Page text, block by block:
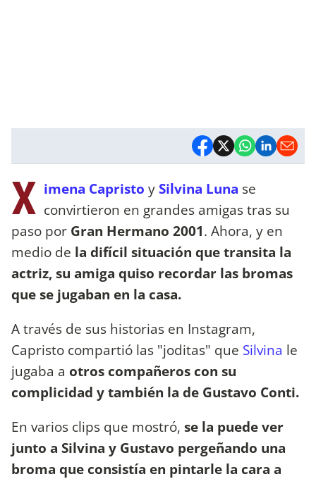
X imena Capristo ySilvina Luna se
convirtieron en grandes amigas tras su
paso por Gran Hermano 2001. Ahora, y en
medio de la difícil situación que transita la
actriz, su amiga quiso recordar las bromas
que se jugaban en la casa.
A través de sus historias en Instagram,
Capristo compartió las "joditas" que Silvina le
jugaba a otros compañeros con su
complicidad y también la de Gustavo Conti.
En varios clips que mostró, se la puede ver
junto a Silvina y Gustavo pergeñando una
broma que consistía en pintarle la cara a